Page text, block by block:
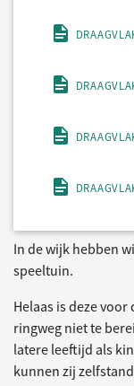
In de wijk hebben
speeltuin.
Helaas is deze
ringweg niet te
latere leeftijd als
kunnen zij